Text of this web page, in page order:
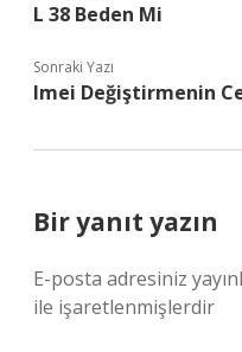
L 38 Beden Mi
Sonraki Yazı
Imei Değiştirmenin
Bir yanıt yazın
E-posta adresiniz
ile işaretlenmişlerdir